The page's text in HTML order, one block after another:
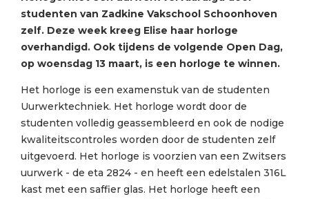
studenten van Zadkine Vakschool Schoonhoven
zelf. Deze week kreeg Elise haar horloge
overhandigd. Ook tijdens de volgende Open Dag,
op woensdag 13 maart, is een horloge te winnen.
Het horloge is een examenstuk van de studenten
Uurwerktechniek. Het horloge wordt door de
studenten volledig geassembleerd en ook de nodige
kwaliteitscontroles worden door de studenten zelf
uitgevoerd. Het horloge is voorzien van een Zwitsers
uurwerk - de eta 2824 - en heeft een edelstalen 316L
kast met een saffier glas. Het horloge heeft een